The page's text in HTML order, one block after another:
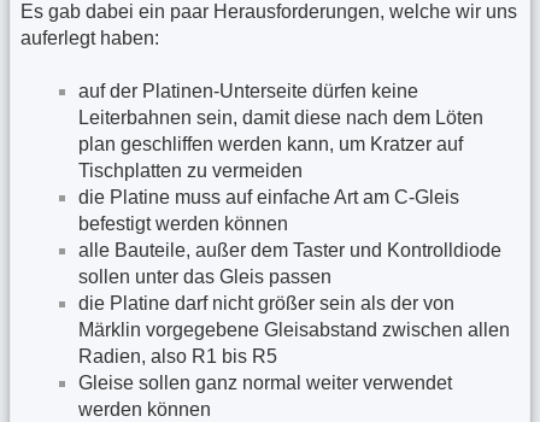
Es gab dabei ein paar Herausforderungen, welche wir uns
auferlegt haben:
auf der Platinen-Unterseite dürfen keine
Leiterbahnen sein, damit diese nach dem Löten
plan geschliffen werden kann, um Kratzer auf
Tischplatten zu vermeiden
die Platine muss auf einfache Art am C-Gleis
befestigt werden können
alle Bauteile, außer dem Taster und Kontrolldiode
sollen unter das Gleis passen
die Platine darf nicht größer sein als der von
Märklin vorgegebene Gleisabstand zwischen allen
Radien, also R1 bis R5
Gleise sollen ganz normal weiter verwendet
werden können